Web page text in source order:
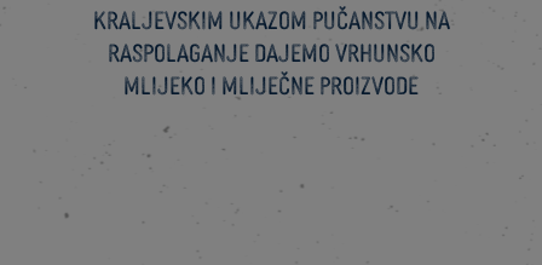
Kraljevskim ukazom pučanstvu na
raspolaganje dajemo vrhunsko
mlijeko i mliječne proizvode